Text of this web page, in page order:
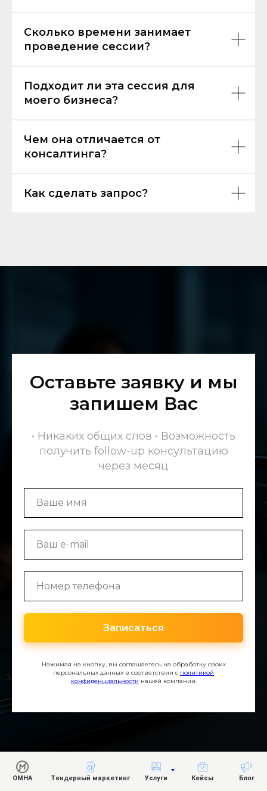
ОМНА Тендерный маркетинг Услуги Кейсы Блог
Сколько времени занимает
проведение сессии?
Подходит ли эта сессия для
моего бизнеса?
Чем она отличается от
консалтинга?
Как сделать запрос?
Оставьте заявку и мы
запишем Вас
• Никаких общих слов • Возможность
получить follow-up консультацию
через месяц
Записаться
Нажимая на кнопку, вы соглашаетесь на обработку своих
персональных данных в соответствии с политикой
конфиденциальности нашей компании.